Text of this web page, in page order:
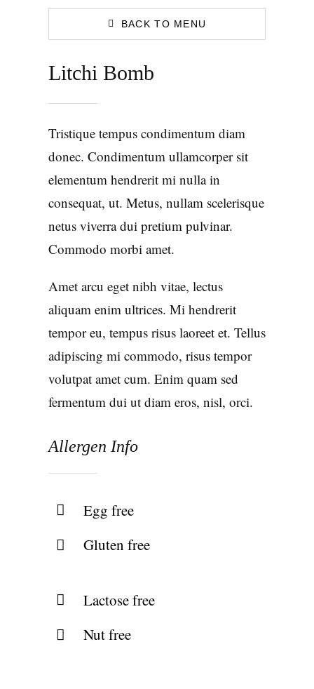
BACK TO MENU
Litchi Bomb
Tristique tempus condimentum diam
donec. Condimentum ullamcorper sit
elementum hendrerit mi nulla in
consequat, ut. Metus, nullam scelerisque
netus viverra dui pretium pulvinar.
Commodo morbi amet.
Amet arcu eget nibh vitae, lectus
aliquam enim ultrices. Mi hendrerit
tempor eu, tempus risus laoreet et. Tellus
adipiscing mi commodo, risus tempor
volutpat amet cum. Enim quam sed
fermentum dui ut diam eros, nisl, orci.
Allergen Info
Egg free
Gluten free
Lactose free
Nut free